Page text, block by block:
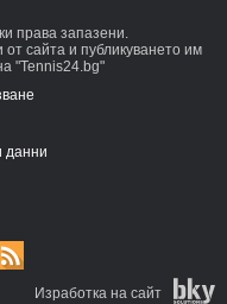
права запазени.
сайта и публикуването им
"Tennis24.bg"
данни
Изработка на сайт